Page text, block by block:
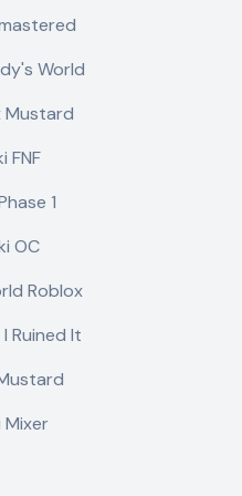
World
Mustard
FNF
1
OC
Roblox
Ruined It
Mixer